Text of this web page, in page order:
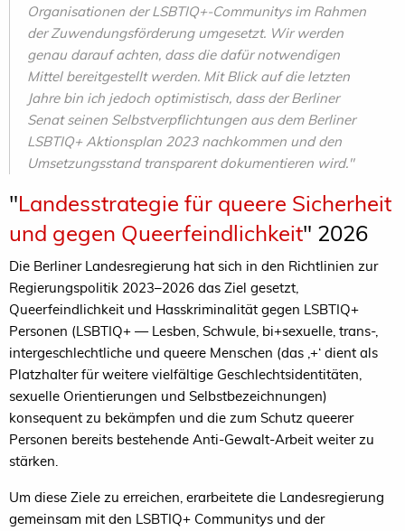
Organisationen der LSBTIQ+-Communitys im Rahmen
der Zuwendungsförderung umgesetzt. Wir werden
genau darauf achten, dass die dafür notwendigen
Mittel bereitgestellt werden. Mit Blick auf die letzten
Jahre bin ich jedoch optimistisch, dass der Berliner
Senat seinen Selbstverpflichtungen aus dem Berliner
LSBTIQ+ Aktionsplan 2023 nachkommen und den
Umsetzungsstand transparent dokumentieren wird."
"Landesstrategie für queere Sicherheit
und gegen Queerfeindlichkeit" 2026
Die Berliner Landesregierung hat sich in den Richtlinien zur
Regierungspolitik 2023–2026 das Ziel gesetzt,
Queerfeindlichkeit und Hasskriminalität gegen LSBTIQ+
Personen (LSBTIQ+ ― Lesben, Schwule, bi+sexuelle, trans-,
intergeschlechtliche und queere Menschen (das ‚+‘ dient als
Platzhalter für weitere vielfältige Geschlechtsidentitäten,
sexuelle Orientierungen und Selbstbezeichnungen)
konsequent zu bekämpfen und die zum Schutz queerer
Personen bereits bestehende Anti-Gewalt-Arbeit weiter zu
stärken.
Um diese Ziele zu erreichen, erarbeitete die Landesregierung
gemeinsam mit den LSBTIQ+ Communitys und der